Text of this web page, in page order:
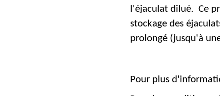
l'éjaculat dilué. Ce
stockage des
prolongé (jusqu'à
Pour plus